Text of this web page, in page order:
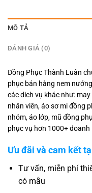
MÔ TẢ
ĐÁNH GIÁ (0)
Đồng Phục Thành Luân
phục bán hàng nem
các dich vụ khác như:
nhân viên, áo sơ mi đồng
nhóm, áo lớp, mũ đồng
phục vụ hơn 1000+
Ưu đãi và cam kết
Tư vấn, miễn phí
có mẫu